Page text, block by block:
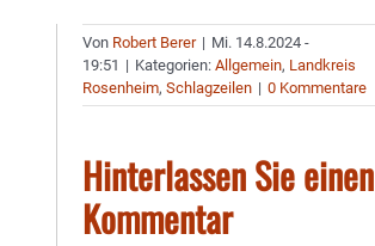
Von Robert Berer | Mi. 14.8.2024 -
19:51 | Kategorien:Allgemein, Landkreis
Rosenheim,Schlagzeilen | 0 Kommentare
Hinterlassen Sie einen
Kommentar